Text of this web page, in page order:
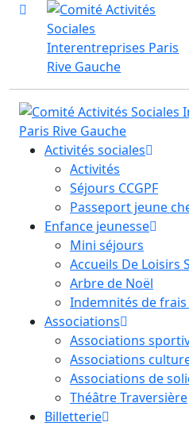
Activités sociales
Activités
Séjours CCGPF
Passeport jeune
Enfance jeunesse
Mini séjours
Accueils De Loisirs
Arbre de Noël
Indemnités de frais
Associations
Associations
Associations
Associations de
Théâtre Traversière
Billetterie